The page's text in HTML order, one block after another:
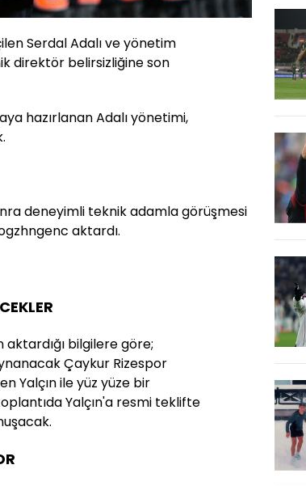
Serdal Adalı ve yönetim
direktör belirsizliğine son
hazırlanan Adalı yönetimi,
deneyimli teknik adamla görüşmesi
aktardı.
bilgilere göre;
Çaykur Rizespor
Yalçın ile yüz yüze bir
Yalçın'a resmi teklifte